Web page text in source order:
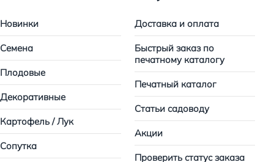
Новинки
Семена
Плодовые
Декоративные
Картофель / Лук
Сопутка
Доставка и оплата
Быстрый заказ по
печатному каталогу
Печатный каталог
Статьи садоводу
Акции
Проверить статус заказа